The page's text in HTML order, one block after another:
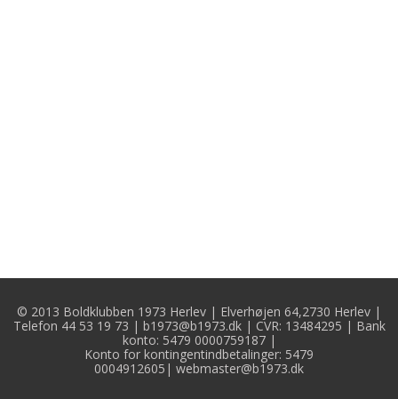
© 2013 Boldklubben 1973 Herlev | Elverhøjen 64,2730 Herlev |
Telefon 44 53 19 73 | b1973@b1973.dk| CVR: 13484295 | Bank
konto: 5479 0000759187 |
Konto for kontingentindbetalinger: 5479
0004912605 | webmaster@b1973.dk